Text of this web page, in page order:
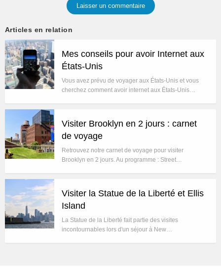
Laisser un commentaire
Articles en relation
Mes conseils pour avoir Internet aux
États-Unis
Vous avez prévu de voyager aux États-Unis et vous
cherchez comment avoir internet aux États-Unis…
Visiter Brooklyn en 2 jours : carnet
de voyage
Retrouvez notre carnet de voyage pour visiter
Brooklyn en 2 jours. Au programme : Street…
Visiter la Statue de la Liberté et Ellis
Island
La Statue de la Liberté fait partie des visites
incontournables lors d'un séjour à New…